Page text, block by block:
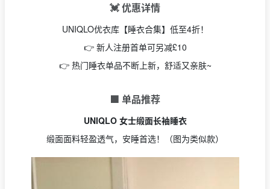
💓 优惠详情
UNIQLO优衣库【睡衣合集】低至4折！
👉 新人注册首单可另减£10
👉 热门睡衣单品不断上新，舒适又亲肤~
🟩 单品推荐
UNIQLO 女士缎面长袖睡衣
缎面面料轻盈透气，安睡首选！（图为类似款）